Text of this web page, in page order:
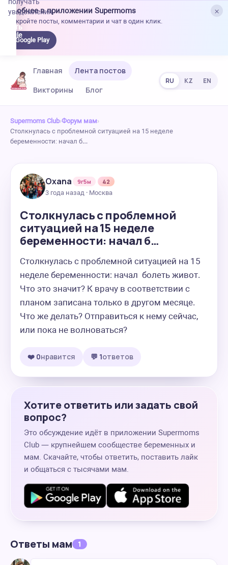
×
Удобнее в приложении Supermoms
Откройте посты, комментарии и чат в один клик.
Google Play
уведомления.
Главная
Лента постов
Викторины
Блог
RU KZ EN
Supermoms Club›Форум мам›
Столкнулась с проблемной ситуацией на 15 неделе
беременности: начал б…
Oxana 9г5м
42
3 года назад · Москва
Столкнулась с проблемной
ситуацией на 15 неделе
беременности: начал б…
Столкнулась с проблемной ситуацией на 15
неделе беременности: начал  болеть живот.
Что это значит? К врачу в соответствии с
планом записана только в другом месяце.
Что же делать? Отправиться к нему сейчас,
или пока не волноваться?
❤️ 0нравится 💬 1ответов
Хотите ответить или задать свой
вопрос?
Это обсуждение идёт в приложении Supermoms
Club — крупнейшем сообществе беременных и
мам. Скачайте, чтобы ответить, поставить лайк
и общаться с тысячами мам.
Ответы мам 1